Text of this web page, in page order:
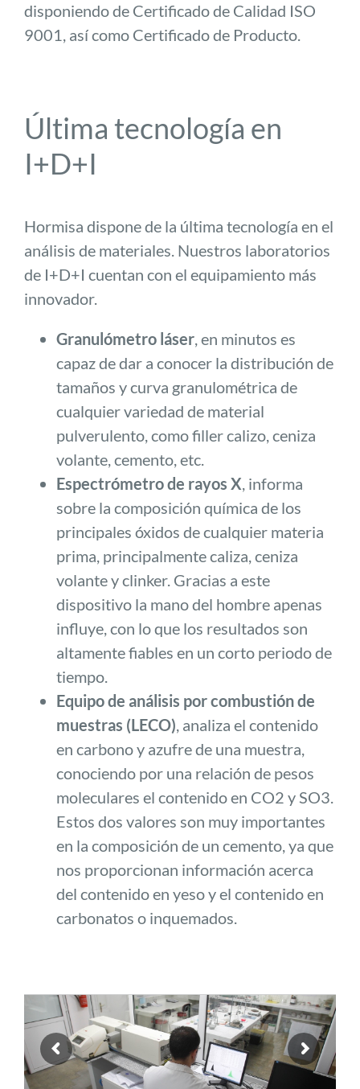
disponiendo de Certificado de Calidad ISO
9001, así como Certificado de Producto.
Última tecnología en
I+D+I
Hormisa dispone de la última tecnología en el
análisis de materiales. Nuestros laboratorios
de I+D+I cuentan con el equipamiento más
innovador.
Granulómetro láser, en minutos es
capaz de dar a conocer la distribución de
tamaños y curva granulométrica de
cualquier variedad de material
pulverulento, como filler calizo, ceniza
volante, cemento, etc.
Espectrómetro de rayos X, informa
sobre la composición química de los
principales óxidos de cualquier materia
prima, principalmente caliza, ceniza
volante y clinker. Gracias a este
dispositivo la mano del hombre apenas
influye, con lo que los resultados son
altamente fiables en un corto periodo de
tiempo.
Equipo de análisis por combustión de
muestras (LECO), analiza el contenido
en carbono y azufre de una muestra,
conociendo por una relación de pesos
moleculares el contenido en CO2 y SO3.
Estos dos valores son muy importantes
en la composición de un cemento, ya que
nos proporcionan información acerca
del contenido en yeso y el contenido en
carbonatos o inquemados.